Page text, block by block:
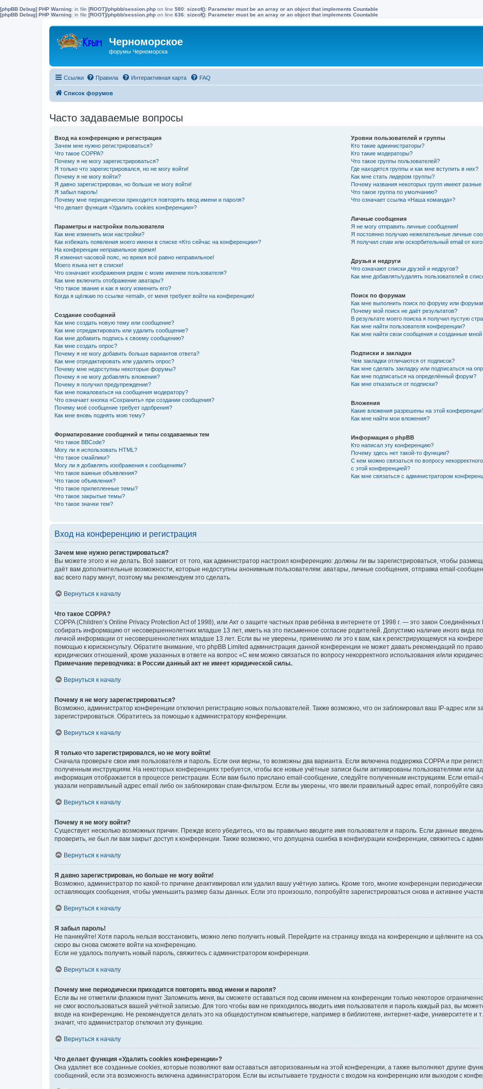
[phpBB Debug] PHP Warning: in file [ROOT]/phpbb/session.php on line 580: sizeof(): Parameter must be an array or an object that implements Countable
[phpBB Debug] PHP Warning: in file [ROOT]/phpbb/session.php on line 636: sizeof(): Parameter must be an array or an object that implements Countable
Черноморское
форумы Черноморска
Ссылки Правила Интерактивная карта FAQ
Список форумов
Часто задаваемые вопросы
Вход на конференцию и регистрация
Зачем мне нужно регистрироваться?
Что такое COPPA?
Почему я не могу зарегистрироваться?
Я только что зарегистрировался, но не могу войти!
Почему я не могу войти?
Я давно зарегистрирован, но больше не могу войти!
Я забыл пароль!
Почему мне периодически приходится повторять ввод имени и пароля?
Что делает функция «Удалить cookies конференции»?
Параметры и настройки пользователя
Как мне изменить мои настройки?
Как избежать появления моего имени в списке «Кто сейчас на конференции»?
На конференции неправильное время!
Я изменил часовой пояс, но время всё равно неправильное!
Моего языка нет в списке!
Что означают изображения рядом с моим именем пользователя?
Как мне включить отображение аватары?
Что такое звание и как я могу изменить его?
Когда я щёлкаю по ссылке «email», от меня требуют войти на конференцию!
Создание сообщений
Как мне создать новую тему или сообщение?
Как мне отредактировать или удалить сообщение?
Как мне добавить подпись к своему сообщению?
Как мне создать опрос?
Почему я не могу добавить больше вариантов ответа?
Как мне отредактировать или удалить опрос?
Почему мне недоступны некоторые форумы?
Почему я не могу добавлять вложения?
Почему я получил предупреждение?
Как мне пожаловаться на сообщения модератору?
Что означает кнопка «Сохранить» при создании сообщения?
Почему моё сообщение требует одобрения?
Как мне вновь поднять мою тему?
Форматирование сообщений и типы создаваемых тем
Что такое BBCode?
Могу ли я использовать HTML?
Что такое смайлики?
Могу ли я добавлять изображения к сообщениям?
Что такое важные объявления?
Что такое объявления?
Что такое прилепленные темы?
Что такое закрытые темы?
Что такое значки тем?
Уровни пользователей и группы
Кто такие администраторы?
Кто такие модераторы?
Что такое группы пользователей?
Где находятся группы и как мне вступить в них?
Как мне стать лидером группы?
Почему названия некоторых групп имеют разные
Что такое группа по умолчанию?
Что означает ссылка «Наша команда»?
Личные сообщения
Я не могу отправить личные сообщения!
Я постоянно получаю нежелательные личные
Я получил спам или оскорбительный email от
Друзья и недруги
Что означают списки друзей и недругов?
Как мне добавлять/удалять пользователей в
Поиск по форумам
Как мне выполнить поиск по форуму или
Почему мой поиск не даёт результатов?
В результате моего поиска я получил пустую
Как мне найти пользователя конференции?
Как мне найти свои сообщения и созданные
Подписки и закладки
Чем закладки отличаются от подписок?
Как мне сделать закладку или подписаться на
Как мне подписаться на определённый форум?
Как мне отказаться от подписки?
Вложения
Какие вложения разрешены на этой
Как мне найти мои вложения?
Информация о phpBB
Кто написал эту конференцию?
Почему здесь нет такой-то функции?
С кем можно связаться по вопросу
с этой конференцией?
Как мне связаться с администратором
Вход на конференцию и регистрация
Зачем мне нужно регистрироваться?
Вы можете этого и не делать. Всё зависит от того, как администратор настроил конференцию: должны ли вы зарегистрироваться, чтобы
даёт вам дополнительные возможности, которые недоступны анонимным пользователям: аватары, личные сообщения, отправка email-
вас всего пару минут, поэтому мы рекомендуем это сделать.
Вернуться к началу
Что такое COPPA?
COPPA (Children’s Online Privacy Protection Act of 1998), или Акт о защите частных прав ребёнка в интернете от 1998 г. — это закон
собирать информацию от несовершеннолетних младше 13 лет, иметь на это письменное согласие родителей. Допустимо наличие иного вида
личной информации от несовершеннолетних младше 13 лет. Если вы не уверены, применимо ли это к вам, как к регистрирующемуся на
помощью к юрисконсульту. Обратите внимание, что phpBB Limited администрация данной конференции не может давать рекомендаций по
юридических отношений, кроме указанных в ответе на вопрос «С кем можно связаться по вопросу некорректного использования и/или
Примечание переводчика: в России данный акт не имеет юридической силы.
Вернуться к началу
Почему я не могу зарегистрироваться?
Возможно, администратор конференции отключил регистрацию новых пользователей. Также возможно, что он заблокировал ваш IP-адрес или
зарегистрироваться. Обратитесь за помощью к администратору конференции.
Вернуться к началу
Я только что зарегистрировался, но не могу войти!
Сначала проверьте свои имя пользователя и пароль. Если они верны, то возможны два варианта. Если включена поддержка COPPA и при
полученным инструкциям. На некоторых конференциях требуется, чтобы все новые учётные записи были активированы пользователями или
информация отображается в процессе регистрации. Если вам было прислано email-сообщение, следуйте полученным инструкциям. Если
указали неправильный адрес email либо он заблокирован спам-фильтром. Если вы уверены, что ввели правильный адрес email, попробуйте
Вернуться к началу
Почему я не могу войти?
Существует несколько возможных причин. Прежде всего убедитесь, что вы правильно вводите имя пользователя и пароль. Если данные
проверить, не был ли вам закрыт доступ к конференции. Также возможно, что допущена ошибка в конфигурации конференции, свяжитесь с
Вернуться к началу
Я давно зарегистрирован, но больше не могу войти!
Возможно, администратор по какой-то причине деактивировал или удалил вашу учётную запись. Кроме того, многие конференции
оставляющих сообщения, чтобы уменьшить размер базы данных. Если это произошло, попробуйте зарегистрироваться снова и активнее
Вернуться к началу
Я забыл пароль!
Не паникуйте! Хотя пароль нельзя восстановить, можно легко получить новый. Перейдите на страницу входа на конференцию и щёлкните на
скоро вы снова сможете войти на конференцию.
Если не удалось получить новый пароль, свяжитесь с администратором конференции.
Вернуться к началу
Почему мне периодически приходится повторять ввод имени и пароля?
Если вы не отметили флажком пункт Запомнить меня , вы сможете оставаться под своим именем на конференции только некоторое
не смог воспользоваться вашей учётной записью. Для того чтобы вам не приходилось вводить имя пользователя и пароль каждый раз, вы
входе на конференцию. Не рекомендуется делать это на общедоступном компьютере, например в библиотеке, интернет-кафе, университете и
значит, что администратор отключил эту функцию.
Вернуться к началу
Что делает функция «Удалить cookies конференции»?
Она удаляет все созданные cookies, которые позволяют вам оставаться авторизованным на этой конференции, а также выполняют другие
сообщений, если эта возможность включена администратором. Если вы испытываете трудности с входом на конференцию или выходом с